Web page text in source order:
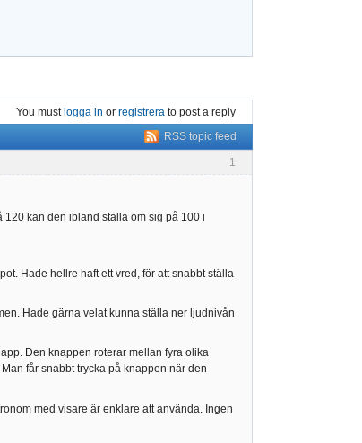
You must logga in or registrera to post a reply
RSS topic feed
1
kan den ibland ställa om sig på 100 i
Hade hellre haft ett vred, för att snabbt ställa
Hade gärna velat kunna ställa ner ljudnivån
Den knappen roterar mellan fyra olika
får snabbt trycka på knappen när den
med visare är enklare att använda. Ingen